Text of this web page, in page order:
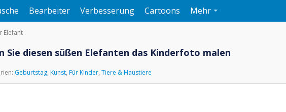
Bearbeiter Verbesserung Cartoons Mehr
Elefant
Sie diesen süßen Elefanten das Kinderfoto malen
Geburtstag, Kunst, Für Kinder, Tiere & Haustiere